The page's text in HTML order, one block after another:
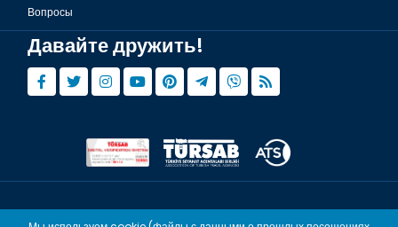
Вопросы
Давайте дружить!
© Copyright 2015 - 2026,Tourwix.de